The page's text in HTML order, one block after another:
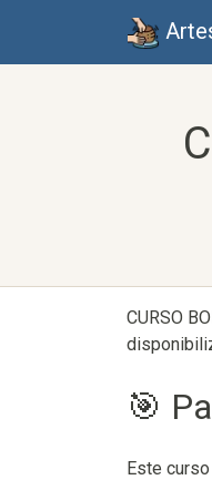
CURSO
🎯
Este